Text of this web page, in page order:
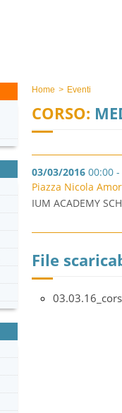
Home > Eventi
CORSO:
03/03/2016 00:00
Piazza Nicola
IUM ACADEMY
File